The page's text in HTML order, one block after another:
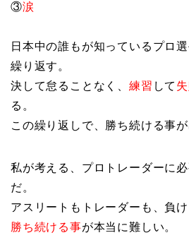
③涙
日本中の誰もが知っているプ
繰り返す。
決して怠ることなく、 練習 して
る。
この繰り返しで、勝ち続ける事が
私が考える、プロトレーダーに
だ。
アスリートもトレーダーも、負け
勝ち続ける事が本当に難しい。